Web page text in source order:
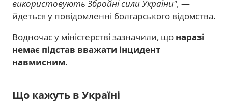
використовують Збройні сили України", —
йдеться у повідомленні болгарського відомства.
Водночас у міністерстві зазначили, що наразі
немає підстав вважати інцидент
навмисним.
Що кажуть в Україні